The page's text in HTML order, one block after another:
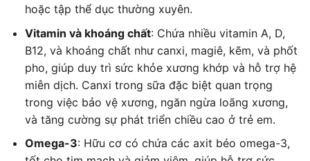
hoặc tập thể dục thường xuyên.
Vitamin và khoáng chất: Chứa nhiều vitamin A, D,
B12, và khoáng chất như canxi, magiê, kẽm, và phốt
pho, giúp duy trì sức khỏe xương khớp và hỗ trợ hệ
miễn dịch. Canxi trong sữa đặc biệt quan trọng
trong việc bảo vệ xương, ngăn ngừa loãng xương,
và tăng cường sự phát triển chiều cao ở trẻ em.
Omega-3: Hữu cơ có chứa các axit béo omega-3,